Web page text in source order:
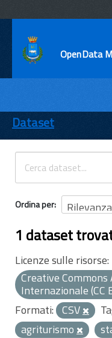
OpenData
ENTI
TEMI
INFORMAZIONI
Dataset
Ordina per
1 dataset
Licenze sulle risorse:
Creative
Internazionale (CC
Formati: CSV
agriturismo